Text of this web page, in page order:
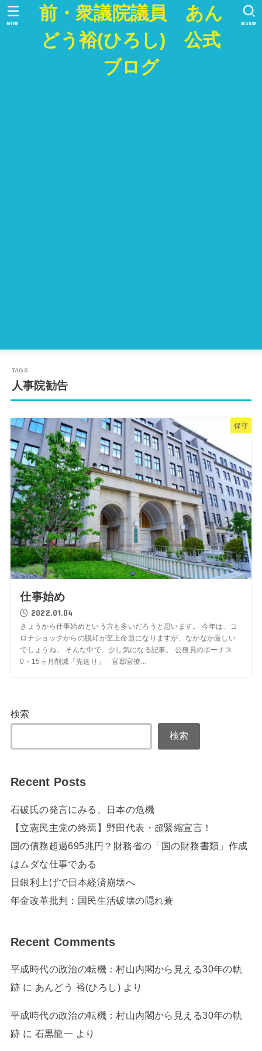
前・衆議院議員 あん
どう裕(ひろし) 公式
ブログ
SEARCH
MENU
人事院勧告
保守
仕事始め
2022.01.04
きょうから仕事始めという方も多いだろうと思います。 今年は、コ
ロナショックからの脱却が至上命題になりますが、なかなか厳しい
でしょうね。 そんな中で、少し気になる記事。 公務員のボーナス
0・15ヶ月削減「先送り」 官邸官僚...
検索
検索
Recent Posts
石破氏の発言にみる、日本の危機
【立憲民主党の終焉】野田代表・超緊縮宣言！
国の債務超過695兆円？財務省の「国の財務書類」作成
はムダな仕事である
日銀利上げで日本経済崩壊へ
年金改革批判：国民生活破壊の隠れ蓑
Recent Comments
平成時代の政治の転機：村山内閣から見える30年の軌
跡 に あんどう 裕(ひろし) より
平成時代の政治の転機：村山内閣から見える30年の軌
跡 に 石黒龍一 より